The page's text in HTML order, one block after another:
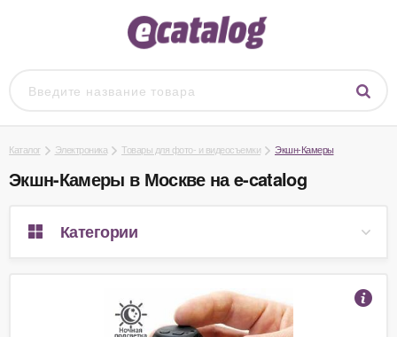
Каталог Электроника Товары для фото- и видеосъемки Экшн-Камеры
Экшн-Камеры в Москве на e-catalog
Категории